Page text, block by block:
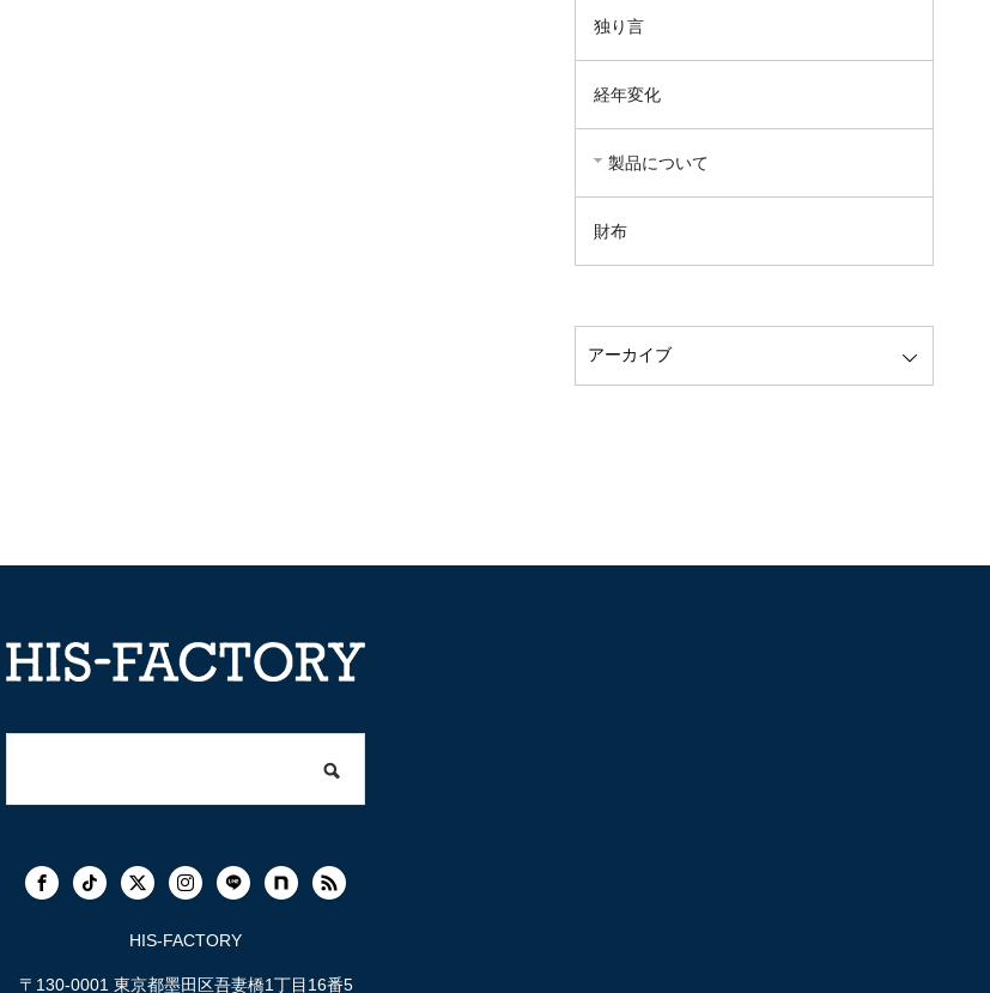
独り言
経年変化
製品について
財布
HIS-FACTORY
〒130-0001 東京都墨田区吾妻橋1丁目16番5